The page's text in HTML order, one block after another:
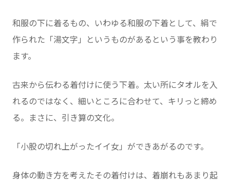
和服の下に着るもの、いわゆる和服の下着として、絹で
作られた「湯文字」というものがあるという事を教わり
ます。
古来から伝わる着付けに使う下着。太い所にタオルを入
れるのではなく、細いところに合わせて、キリっと締め
る。まさに、引き算の文化。
「小股の切れ上がったイイ女」ができあがるのです。
身体の動き方を考えたその着付けは、着崩れもあまり起